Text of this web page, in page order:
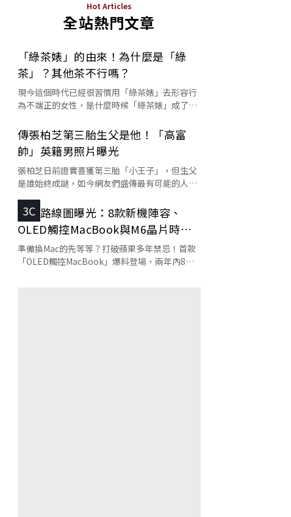
Hot Articles
全站熱門文章
「綠茶婊」的由來！為什麼是「綠
茶」？其他茶不行嗎？
現今這個時代已經很習慣用「綠茶婊」去形容行
為不端正的女性，是什麼時候「綠茶婊」成了罵
傳張柏芝第三胎生父是他！「高富
帥」英籍男照片曝光
張柏芝日前證實喜獲第三胎「小王子」，但生父
是誰始終成謎，如今網友們盛傳最有可能的人選
3C
蘋果路線圖曝光：8款新機陣容、
OLED觸控MacBook與M6晶片時程
一次看
準備換Mac的先等等？打破蘋果多年禁忌！首款
「OLED觸控MacBook」爆料登場，兩年內8款